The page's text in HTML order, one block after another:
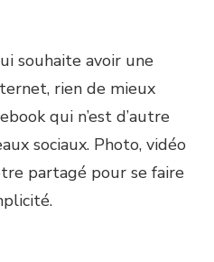
souhaite avoir une
rien de mieux
qui n’est d’autre
sociaux. Photo, vidéo
partagé pour se faire